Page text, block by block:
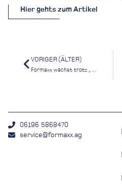
Hier gehts zum Artikel
VORIGER (ÄLTER)
06196 5868470
service@formaxx.ag